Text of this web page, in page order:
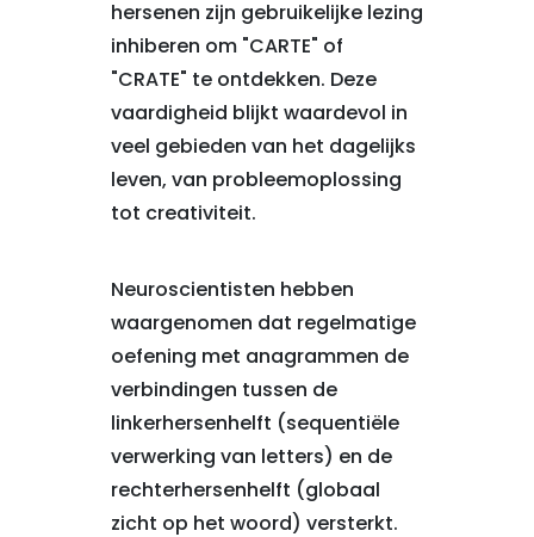
hersenen zijn gebruikelijke lezing
inhiberen om "CARTE" of
"CRATE" te ontdekken. Deze
vaardigheid blijkt waardevol in
veel gebieden van het dagelijks
leven, van probleemoplossing
tot creativiteit.
Neuroscientisten hebben
waargenomen dat regelmatige
oefening met anagrammen de
verbindingen tussen de
linkerhersenhelft (sequentiële
verwerking van letters) en de
rechterhersenhelft (globaal
zicht op het woord) versterkt.